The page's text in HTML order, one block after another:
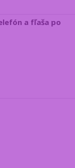
a fľaša po